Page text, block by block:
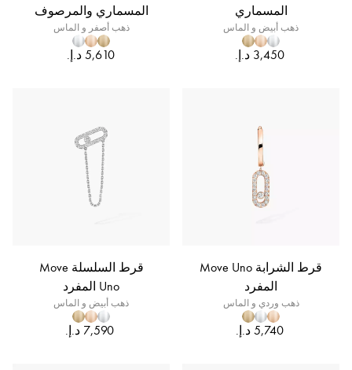
المسماري
ذهب أبيض و الماس
‏3,450 د.إ.‏
المسماري والمرصوف
ذهب أصفر و الماس
‏5,610 د.إ.‏
قرط الشرابة Move Uno
المفرد
ذهب وردي و الماس
‏5,740 د.إ.‏
قرط السلسلة Move
Uno المفرد
ذهب أبيض و الماس